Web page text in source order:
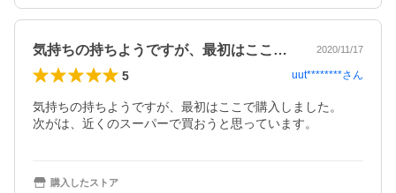
気持ちの持ちようですが、最初はここで購… 2020/11/17
5 uut********さん
気持ちの持ちようですが、最初はここで購入しました。
次がは、近くのスーパーで買おうと思っています。
購入したストア